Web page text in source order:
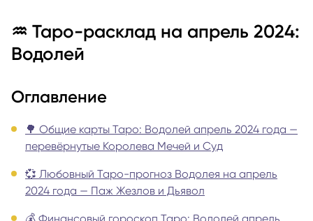
♒️ Таро-расклад на апрель 2024:
Водолей
Оглавление
🌳 Общие карты Таро: Водолей апрель 2024 года —
перевёрнутые Королева Мечей и Суд
💞 Любовный Таро-прогноз Водолея на апрель
2024 года — Паж Жезлов и Дьявол